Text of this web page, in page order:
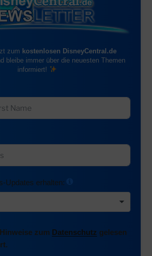
zum kostenlosen DisneyCentral.de
bleibe immer über die neuesten Themen
informiert!
Updates erhalten:
zum Datenschutz gelesen